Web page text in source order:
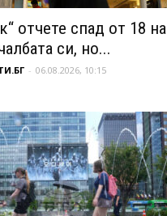
отчете спад от 18 на
си, но...
- 06.08.2026, 10:15